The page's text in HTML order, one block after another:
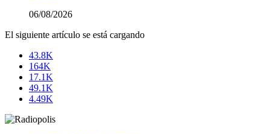
06/08/2026
El siguiente artículo se está cargando
43.8K
164K
17.1K
49.1K
4.49K